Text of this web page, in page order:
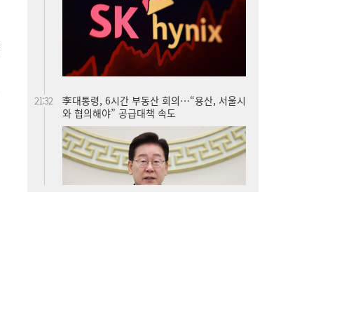
李대통령, 6시간 부동산 회의…“용산, 서울시
와 협의해야” 공급대책 속도